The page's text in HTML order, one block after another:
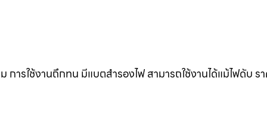
การใช้งานถึกทน มีแบตสำรองไฟ สามารถใช้งานได้แม้ไฟดับ ร